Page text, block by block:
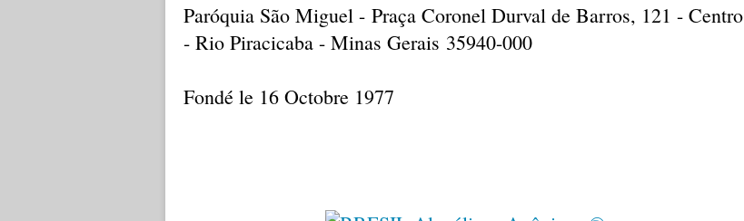
Paróquia São Miguel - Praça Coronel Durval de Barros, 121 - Centro
- Rio Piracicaba - Minas Gerais 35940-000
Fondé le 16 Octobre 1977